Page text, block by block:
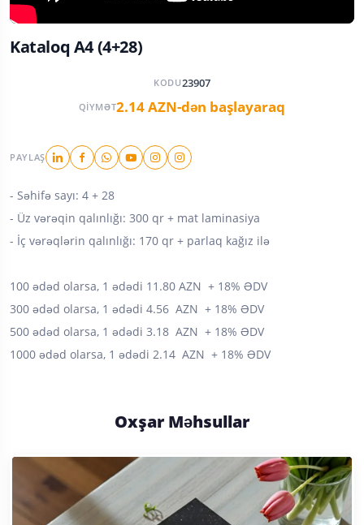
Kataloq A4 (4+28)
KODU23907
QIYMƏT2.14 AZN-dən başlayaraq
PAYLAŞ
- Səhifə sayı: 4 + 28
- ⁠Üz vərəqin qalınlığı: 300 qr + mat laminasiya
- ⁠İç vərəqlərin qalınlığı: 170 qr + parlaq kağız ilə
100 ədəd olarsa, 1 ədədi 11.80 AZN + 18% ƏDV
300 ədəd olarsa, 1 ədədi 4.56 AZN + 18% ƏDV
500 ədəd olarsa, 1 ədədi 3.18 AZN + 18% ƏDV
1000 ədəd olarsa, 1 ədədi 2.14 AZN + 18% ƏDV
Oxşar Məhsullar